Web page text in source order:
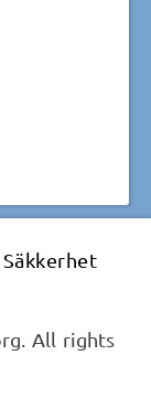
Säkkerhet
All rights